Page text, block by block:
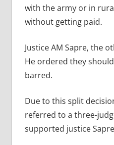
with the army or in
without getting paid.
Justice AM Sapre, the
He ordered they
barred.
Due to this split
referred to a three-
supported justice